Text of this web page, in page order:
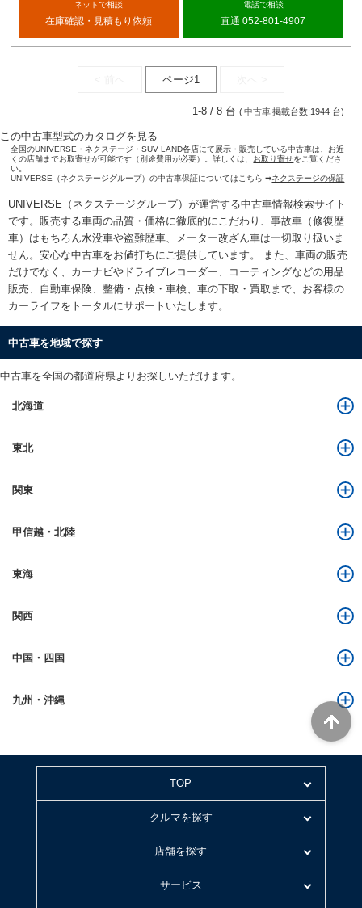
ネットで相談
在庫確認・見積もり依頼
電話で相談
直通 052-801-4907
ページ1
1-8 / 8 台 (中古車掲載台数:1944 台)
この中古車型式のカタログを見る
全国のUNIVERSE・ネクステージ・SUV LAND各店にて展示・販売している中古車は、お近
くの店舗までお取寄せが可能です（別途費用が必要）。詳しくは、お取り寄せをご覧くださ
い。
UNIVERSE（ネクステージグループ）の中古車保証についてはこちら ➡ネクステージの保証
UNIVERSE（ネクステージグループ）が運営する中古車情報検索サイト
です。販売する車両の品質・価格に徹底的にこだわり、事故車（修復歴
車）はもちろん水没車や盗難歴車、メーター改ざん車は一切取り扱いま
せん。安心な中古車をお値打ちにご提供しています。 また、車両の販売
だけでなく、カーナビやドライブレコーダー、コーティングなどの用品
販売、自動車保険、整備・点検・車検、車の下取・買取まで、お客様の
カーライフをトータルにサポートいたします。
中古車を地域で探す
中古車を全国の都道府県よりお探しいただけます。
北海道
東北
関東
甲信越・北陸
東海
関西
中国・四国
九州・沖縄
TOP
クルマを探す
店舗を探す
サービス